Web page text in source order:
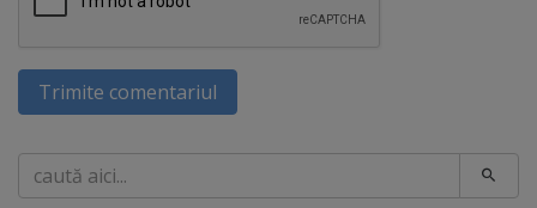
Trimite comentariul
Caută